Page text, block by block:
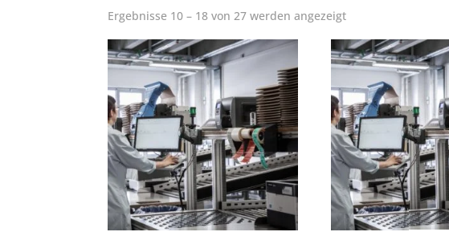
Ergebnisse 10 – 18 von 27 werden angezeigt